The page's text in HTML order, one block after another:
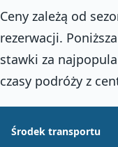
Ceny zależą od
rezerwacji.
stawki za
czasy podróży z
Środek transportu